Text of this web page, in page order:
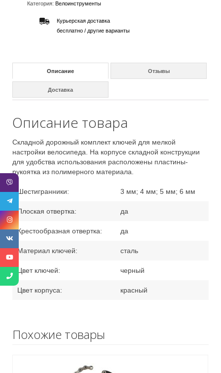
Категория: Велоинструменты
Курьерская доставка
бесплатно / другие варианты
Описание Отзывы
Доставка
Описание товара
Складной дорожный комплект ключей для мелкой
настройки велосипеда. На корпусе складной конструкции
для удобства использования расположены пластины-
рукоятка из полимерного материала.
Шестигранники: 3 мм; 4 мм; 5 мм; 6 мм
Плоская отвертка: да
Крестообразная отвертка: да
Материал ключей: сталь
Цвет ключей: черный
Цвет корпуса: красный
Похожие товары